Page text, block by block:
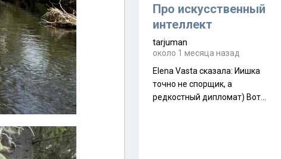
около 845 г. Палатка весит
менее
Про искусственный
интеллект
tarjuman
около 1 месяца назад
Elena Vasta сказалa: Иишка
точно не спорщик, а
редкостный дипломат) Вот,